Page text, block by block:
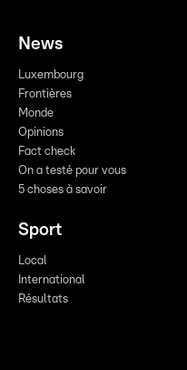
News
Luxembourg
Frontières
Monde
Opinions
Fact check
On a testé pour vous
5 choses à savoir
Sport
Local
International
Résultats